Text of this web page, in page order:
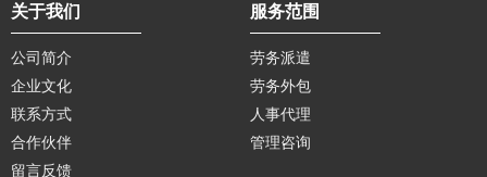
关于我们
公司简介
企业文化
联系方式
合作伙伴
留言反馈
服务范围
劳务派遣
劳务外包
人事代理
管理咨询